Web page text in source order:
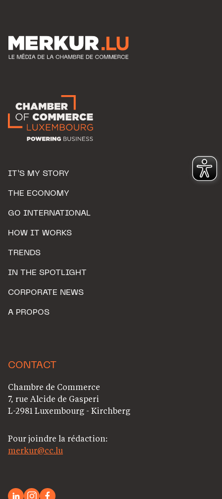
IT’S MY STORY
THE ECONOMY
GO INTERNATIONAL
HOW IT WORKS
TRENDS
IN THE SPOTLIGHT
CORPORATE NEWS
A PROPOS
CONTACT
Chambre de Commerce
7, rue Alcide de Gasperi
L-2981 Luxembourg - Kirchberg
Pour joindre la rédaction:
merkur@cc.lu